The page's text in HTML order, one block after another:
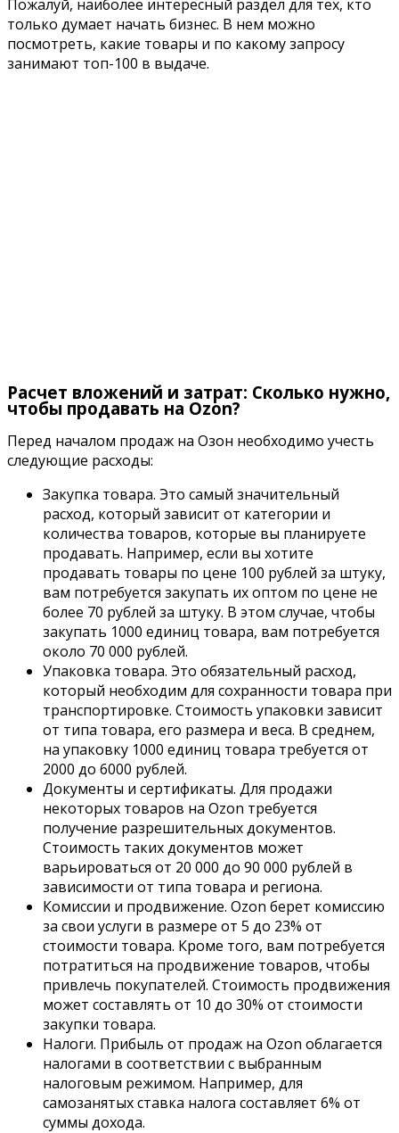
Пожалуй, наиболее интересный раздел для тех, кто
только думает начать бизнес. В нем можно
посмотреть, какие товары и по какому запросу
занимают топ-100 в выдаче.
Расчет вложений и затрат: Сколько нужно,
чтобы продавать на Ozon?
Перед началом продаж на Озон необходимо учесть
следующие расходы:
Закупка товара. Это самый значительный
расход, который зависит от категории и
количества товаров, которые вы планируете
продавать. Например, если вы хотите
продавать товары по цене 100 рублей за штуку,
вам потребуется закупать их оптом по цене не
более 70 рублей за штуку. В этом случае, чтобы
закупать 1000 единиц товара, вам потребуется
около 70 000 рублей.
Упаковка товара. Это обязательный расход,
который необходим для сохранности товара при
транспортировке. Стоимость упаковки зависит
от типа товара, его размера и веса. В среднем,
на упаковку 1000 единиц товара требуется от
2000 до 6000 рублей.
Документы и сертификаты. Для продажи
некоторых товаров на Ozon требуется
получение разрешительных документов.
Стоимость таких документов может
варьироваться от 20 000 до 90 000 рублей в
зависимости от типа товара и региона.
Комиссии и продвижение. Ozon берет комиссию
за свои услуги в размере от 5 до 23% от
стоимости товара. Кроме того, вам потребуется
потратиться на продвижение товаров, чтобы
привлечь покупателей. Стоимость продвижения
может составлять от 10 до 30% от стоимости
закупки товара.
Налоги. Прибыль от продаж на Ozon облагается
налогами в соответствии с выбранным
налоговым режимом. Например, для
самозанятых ставка налога составляет 6% от
суммы дохода.